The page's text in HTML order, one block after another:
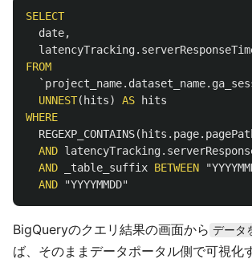
SELECT
date,
latencyTracking.
FROM
UNNEST( hits) AS
hits
WHERE
REGEXP_CONTAINS( hits . page.
AND latencyTracking.
AND
_table_suffix BETWEEN
AND
"YYYYMMDD"
BigQueryのクエリ結果の画面から データ
ば、そのままデータポータル側で可視化